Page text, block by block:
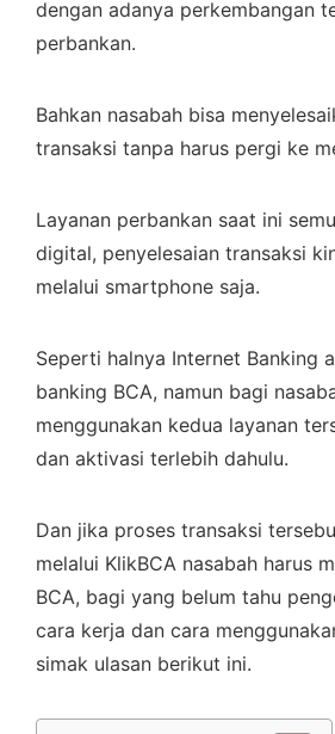
dengan adanya perkembangan
perbankan.
Bahkan nasabah bisa
transaksi tanpa harus pergi ke
Layanan perbankan saat ini
digital, penyelesaian transaksi
melalui smartphone saja.
Seperti halnya Internet Banking
banking BCA, namun bagi
menggunakan kedua layanan
dan aktivasi terlebih dahulu.
Dan jika proses transaksi
melalui KlikBCA nasabah harus
BCA, bagi yang belum tahu
cara kerja dan cara
simak ulasan berikut ini.